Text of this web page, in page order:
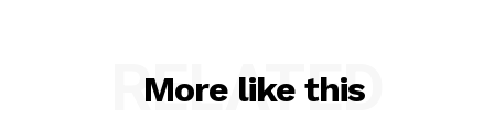
More like this
RELATED